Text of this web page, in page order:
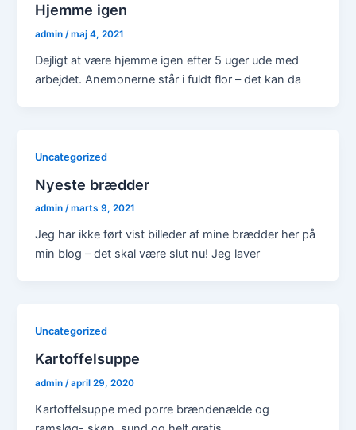
Hjemme igen
admin/maj 4, 2021
Dejligt at være hjemme igen efter 5 uger ude med
arbejdet. Anemonerne står i fuldt flor – det kan da
Uncategorized
Nyeste brædder
admin/marts 9, 2021
Jeg har ikke ført vist billeder af mine brædder her på
min blog – det skal være slut nu! Jeg laver
Uncategorized
Kartoffelsuppe
admin/april 29, 2020
Kartoffelsuppe med porre brændenælde og